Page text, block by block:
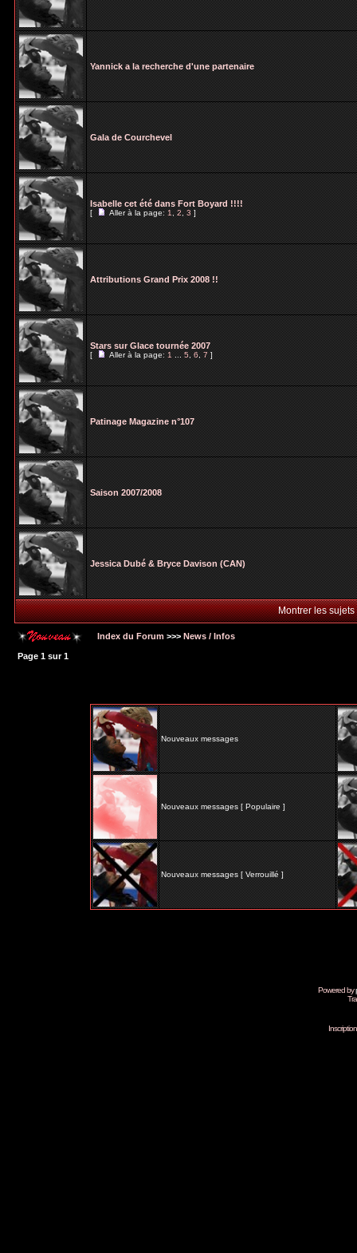
Yannick a la recherche d'une partenaire
Gala de Courchevel
Isabelle cet été dans Fort Boyard !!!!
[ Aller à la page:1,2,3]
Attributions Grand Prix 2008 !!
Stars sur Glace tournée 2007
[ Aller à la page:1...5,6,7]
Patinage Magazine n°107
Saison 2007/2008
Jessica Dubé & Bryce Davison (CAN)
Montrer les
Index du Forum >>> News / Infos
Page 1 sur1
Nouveaux messages
Nouveaux messages [ Populaire ]
Nouveaux messages [ Verrouillé ]
Powered by